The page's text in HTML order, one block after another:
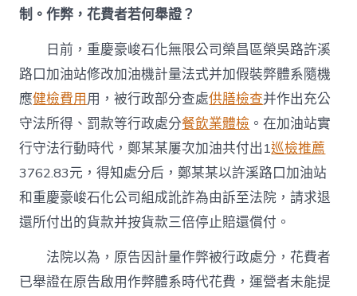
制。作弊，花費者若何舉證？
日前，重慶豪峻石化無限公司榮昌區榮吳路許溪
路口加油站修改加油機計量法式并加假裝弊體系隨機
應健檢費用用，被行政部分查處供膳檢查并作出充公
守法所得、罰款等行政處分餐飲業體檢 。在加油站實
行守法行動時代，鄭某某屢次加油共付出1巡檢推薦
3762.83元，得知處分后，鄭某某以許溪路口加油站
和重慶豪峻石化公司組成訛詐為由訴至法院，請求退
還所付出的貨款并按貨款三倍停止賠還償付。
法院以為，原告因計量作弊被行政處分，花費者
已舉證在原告啟用作弊體系時代花費，運營者未能提